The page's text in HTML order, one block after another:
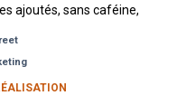
ajoutés, sans caféine,